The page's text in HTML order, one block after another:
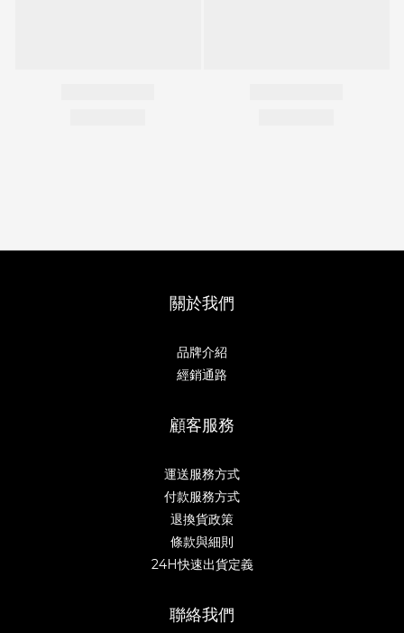
關於我們
品牌介紹
經銷通路
顧客服務
運送服務方式
付款服務方式
退換貨政策
條款與細則
24H快速出貨定義
聯絡我們